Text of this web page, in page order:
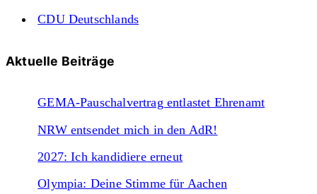
CDU Deutschlands
Aktuelle Beiträge
GEMA-Pauschalvertrag entlastet Ehrenamt
NRW entsendet mich in den AdR!
2027: Ich kandidiere erneut
Olympia: Deine Stimme für Aachen